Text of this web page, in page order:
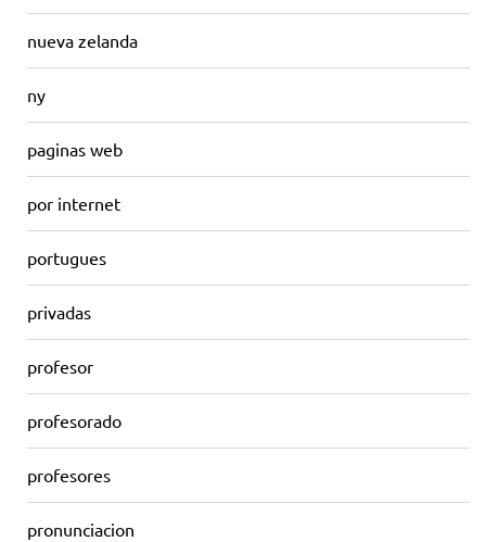
nueva zelanda
ny
paginas web
por internet
portugues
privadas
profesor
profesorado
profesores
pronunciacion